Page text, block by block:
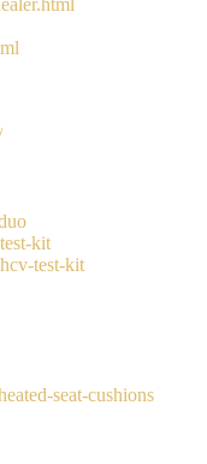
kit
test-kit
seat-cushions